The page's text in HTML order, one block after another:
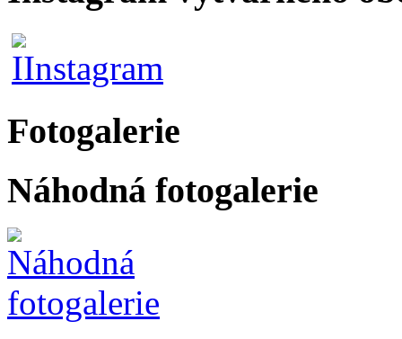
Fotogalerie
Náhodná fotogalerie